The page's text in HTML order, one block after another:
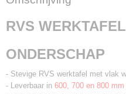
RVS
ONDERSCHAP
- Stevige RVS werktafel met vlak
- Leverbaar in 600, 700 en 800 mm